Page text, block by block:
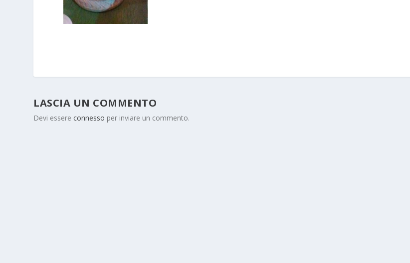
LASCIA UN COMMENTO
Devi essereconnesso per inviare un commento.